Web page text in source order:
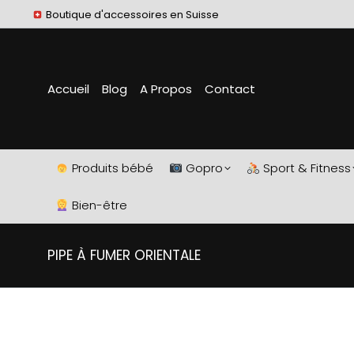
Boutique d'accessoires en Suisse
Accueil Blog A Propos Contact
Produits bébé Gopro Sport & Fitness
Bien-être
PIPE À FUMER ORIENTALE